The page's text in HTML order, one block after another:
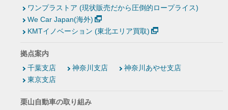
ワンプラストア (現状販売だから圧倒的ロープライス)
We Car Japan(海外)
KMTイノベーション (東北エリア買取)
拠点案内
千葉支店
神奈川支店
神奈川あやせ支店
東京支店
栗山自動車の取り組み